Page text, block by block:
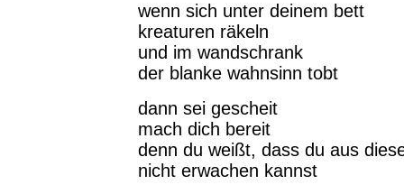
wenn sich unter deinem bett
kreaturen räkeln
und im wandschrank
der blanke wahnsinn tobt
dann sei gescheit
mach dich bereit
denn du weißt, dass du aus
nicht erwachen kannst